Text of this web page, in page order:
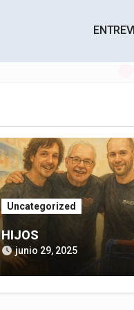
Uncategorized
HIJOS
junio 29, 2025